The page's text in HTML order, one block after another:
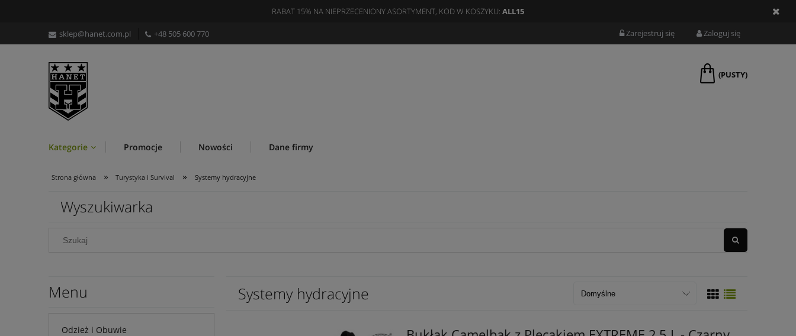
RABAT 15% NA NIEPRZECENIONY ASORTYMENT, KOD W KOSZYKU: ALL15
sklep@hanet.com.pl +48 505 600 770 Zarejestruj się Zaloguj się
(PUSTY)
Kategorie Promocje Nowości Dane firmy
Strona główna » Turystyka i Survival » Systemy hydracyjne
Wyszukiwarka
Menu
Odzież i Obuwie
Systemy hydracyjne